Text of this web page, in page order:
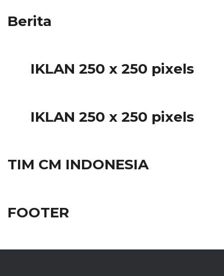
Berita
IKLAN 250 x 250 pixels
IKLAN 250 x 250 pixels
TIM CM INDONESIA
FOOTER